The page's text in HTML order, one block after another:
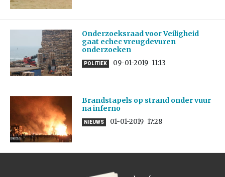
Onderzoeksraad voor Veiligheid
gaat echec vreugdevuren
onderzoeken
POLITIEK 09-01-2019 11:13
Brandstapels op strand onder vuur
na inferno
NIEUWS 01-01-2019 17:28